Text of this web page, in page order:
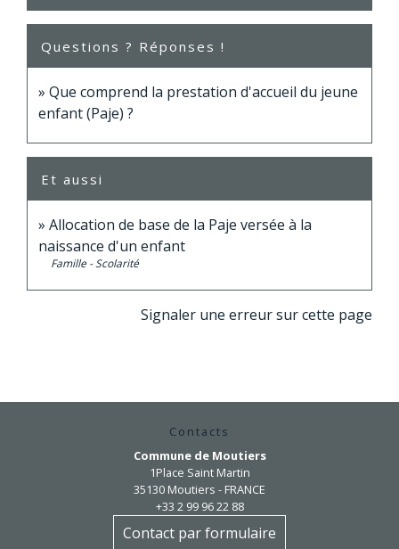
Questions ? Réponses !
Que comprend la prestation d'accueil du jeune
enfant (Paje) ?
Et aussi
Allocation de base de la Paje versée à la
naissance d'un enfant
Famille - Scolarité
Signaler une erreur sur cette page
Contacts
Commune de Moutiers
1Place Saint Martin
35130 Moutiers - FRANCE
+33 2 99 96 22 88
Contact par formulaire